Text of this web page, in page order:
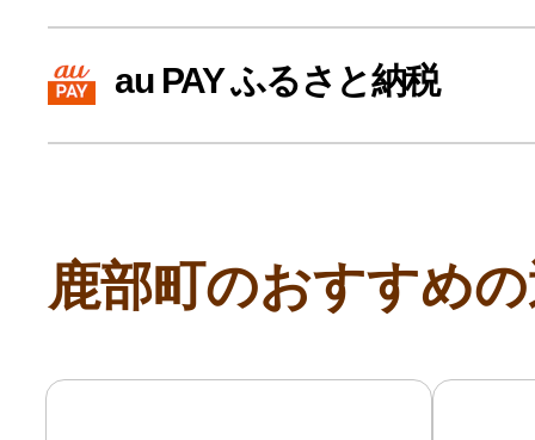
寄付上限額シミュレーション
副業・パラレルワーカー
個人事業主・フリーラン
au PAY ふるさと納税
鹿部町のおすすめ